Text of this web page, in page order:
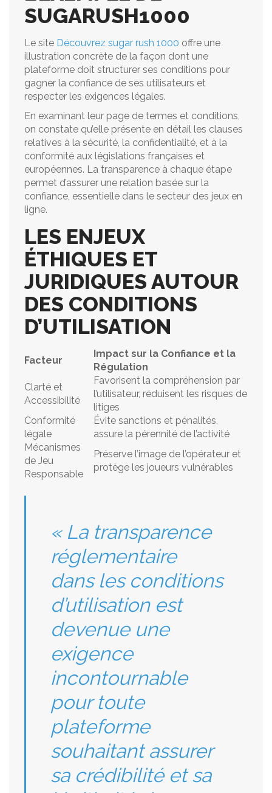
SUGARUSH1000
Le site Découvrez sugar rush 1000 offre une
illustration concrète de la façon dont une
plateforme doit structurer ses conditions pour
gagner la confiance de ses utilisateurs et
respecter les exigences légales.
En examinant leur page de termes et conditions,
on constate qu’elle présente en détail les clauses
relatives à la sécurité, la confidentialité, et à la
conformité aux législations françaises et
européennes. La transparence à chaque étape
permet d’assurer une relation basée sur la
confiance, essentielle dans le secteur des jeux en
ligne.
LES ENJEUX
ÉTHIQUES ET
JURIDIQUES AUTOUR
DES CONDITIONS
D’UTILISATION
Facteur
Impact sur la Confiance et la
Régulation
Clarté et
Accessibilité
Favorisent la compréhension par
l’utilisateur, réduisent les risques de
litiges
Conformité
légale
Évite sanctions et pénalités,
assure la pérennité de l’activité
Mécanismes
de Jeu
Responsable
Préserve l’image de l’opérateur et
protège les joueurs vulnérables
« La transparence
réglementaire
dans les conditions
d’utilisation est
devenue une
exigence
incontournable
pour toute
plateforme
souhaitant assurer
sa crédibilité et sa